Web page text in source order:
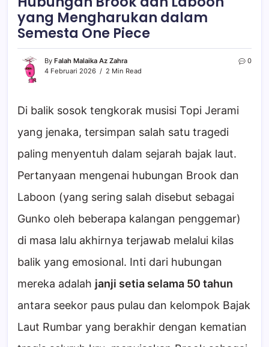
yang Mengharukan dalam
Semesta One Piece
By Falah Malaika Az Zahra
4 Februari 2026
2 Min Read
0
Di balik sosok tengkorak musisi Topi Jerami
yang jenaka, tersimpan salah satu tragedi
paling menyentuh dalam sejarah bajak laut.
Pertanyaan mengenai hubungan Brook dan
Laboon (yang sering salah disebut sebagai
Gunko oleh beberapa kalangan penggemar)
di masa lalu akhirnya terjawab melalui kilas
balik yang emosional. Inti dari hubungan
mereka adalah janji setia selama 50 tahun
antara seekor paus pulau dan kelompok Bajak
Laut Rumbar yang berakhir dengan kematian